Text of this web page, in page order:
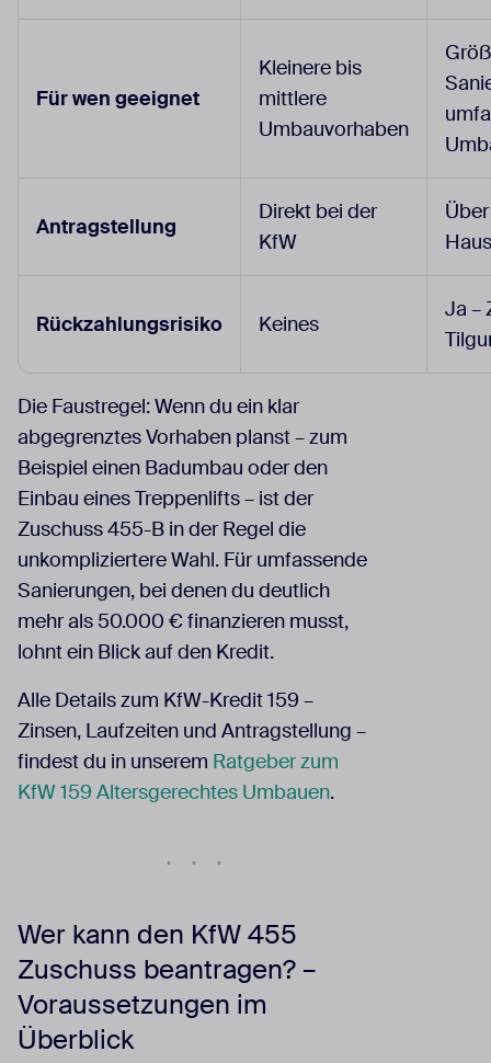
Für wen geeignet
Kleinere bis
mittlere
Umbauvorhaben
Antragstellung
Direkt bei der
KfW
Rückzahlungsrisiko Keines
Ja –
Die Faustregel: Wenn du ein klar
abgegrenztes Vorhaben planst – zum
Beispiel einen Badumbau oder den
Einbau eines Treppenlifts – ist der
Zuschuss 455-B in der Regel die
unkompliziertere Wahl. Für umfassende
Sanierungen, bei denen du deutlich
mehr als 50.000 € finanzieren musst,
lohnt ein Blick auf den Kredit.
Alle Details zum KfW-Kredit 159 –
Zinsen, Laufzeiten und Antragstellung –
findest du in unserem Ratgeber zum
KfW 159 Altersgerechtes Umbauen.
Wer kann den KfW 455
Zuschuss beantragen? –
Voraussetzungen im
Überblick